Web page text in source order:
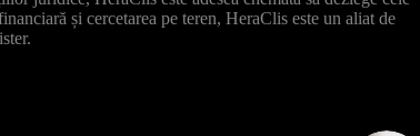
și cercetarea pe teren, HeraClis este un aliat de